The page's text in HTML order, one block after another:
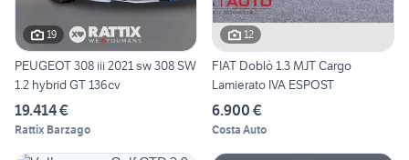
19
PEUGEOT 308 iii 2021 sw 308 SW
1.2 hybrid GT 136cv
19.414 €
Rattix Barzago
12
FIAT Doblò 1.3 MJT Cargo
Lamierato IVA ESPOST
6.900 €
Costa Auto